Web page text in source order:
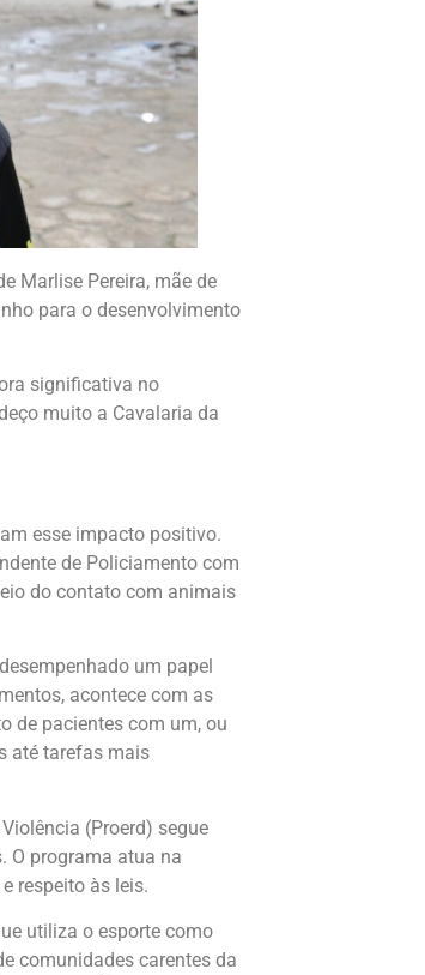
Marlise Pereira, mãe de
para o desenvolvimento
significativa no
muito a Cavalaria da
esse impacto positivo.
de Policiamento com
do contato com animais
um papel
acontece com as
de pacientes com um, ou
até tarefas mais
(Proerd) segue
O programa atua na
respeito às leis.
utiliza o esporte como
comunidades carentes da